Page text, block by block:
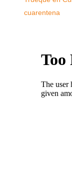
cuarentena